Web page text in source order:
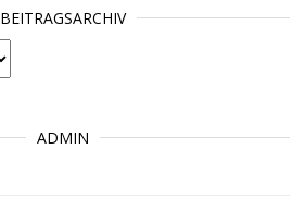
BEITRAGSARCHIV
ADMIN